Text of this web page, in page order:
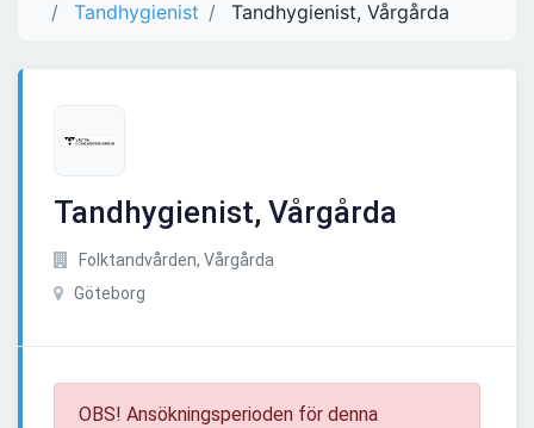
Tandhygienist
Tandhygienist, Vårgårda
Tandhygienist, Vårgårda
Folktandvården, Vårgårda
Göteborg
OBS! Ansökningsperioden för denna